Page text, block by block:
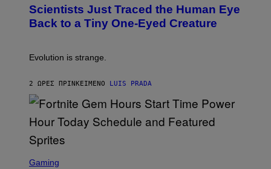
S
T
E
O
:
C
I
G
S
G
E
T
T
I
Scientists Just Traced the Human Eye
Back to a Tiny One-Eyed Creature
Evolution is strange.
2 ΏΡΕΣ ΠΡΙΝΚΕΊΜΕΝΟ LUIS PRADA
C
Gaming